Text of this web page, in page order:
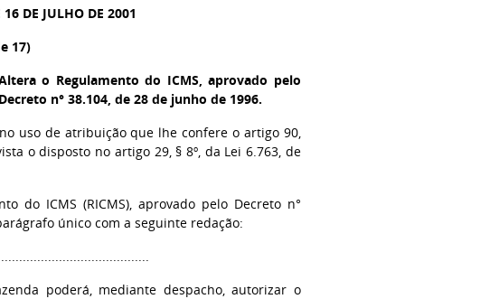
16 DE JULHO DE 2001
17)
o Regulamento do ICMS, aprovado pelo
Decreto n° 38.104, de 28 de junho de 1996.
uso de atribuição que lhe confere o artigo 90,
o disposto no artigo 29, § 8º, da Lei 6.763, de
do ICMS (RICMS), aprovado pelo Decreto n°
único com a seguinte redação:
poderá, mediante despacho, autorizar o